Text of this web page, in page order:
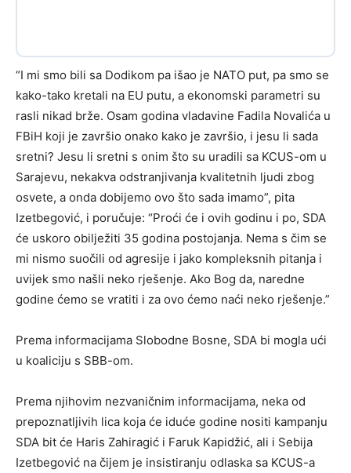
“I mi smo bili sa Dodikom pa išao je NATO put, pa smo se
kako-tako kretali na EU putu, a ekonomski parametri su
rasli nikad brže. Osam godina vladavine Fadila Novalića u
FBiH koji je završio onako kako je završio, i jesu li sada
sretni? Jesu li sretni s onim što su uradili sa KCUS-om u
Sarajevu, nekakva odstranjivanja kvalitetnih ljudi zbog
osvete, a onda dobijemo ovo što sada imamo”, pita
Izetbegović, i poručuje: “Proći će i ovih godinu i po, SDA
će uskoro obilježiti 35 godina postojanja. Nema s čim se
mi nismo suočili od agresije i jako kompleksnih pitanja i
uvijek smo našli neko rješenje. Ako Bog da, naredne
godine ćemo se vratiti i za ovo ćemo naći neko rješenje.”
Prema informacijama Slobodne Bosne, SDA bi mogla ući
u koaliciju s SBB-om.
Prema njihovim nezvaničnim informacijama, neka od
prepoznatljivih lica koja će iduće godine nositi kampanju
SDA bit će Haris Zahiragić i Faruk Kapidžić, ali i Sebija
Izetbegović na čijem je insistiranju odlaska sa KCUS-a